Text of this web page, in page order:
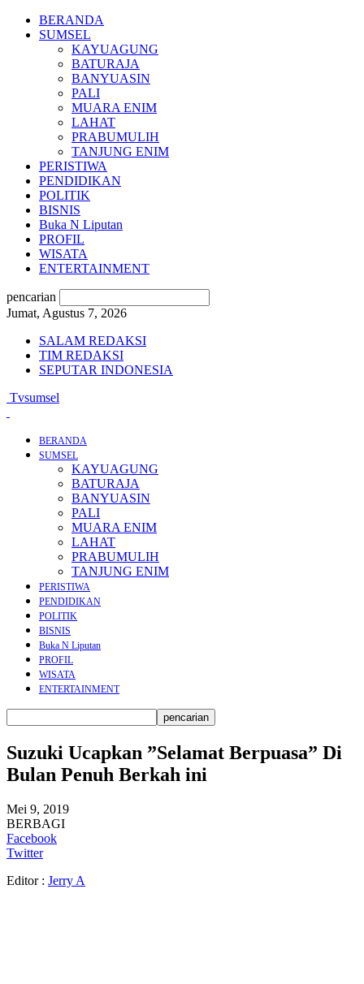
BERANDA
SUMSEL
KAYUAGUNG
BATURAJA
BANYUASIN
PALI
MUARA ENIM
LAHAT
PRABUMULIH
TANJUNG ENIM
PERISTIWA
PENDIDIKAN
POLITIK
BISNIS
Buka N Liputan
PROFIL
WISATA
ENTERTAINMENT
pencarian
Jumat, Agustus 7, 2026
SALAM REDAKSI
TIM REDAKSI
SEPUTAR INDONESIA
Tvsumsel
BERANDA
SUMSEL
KAYUAGUNG
BATURAJA
BANYUASIN
PALI
MUARA ENIM
LAHAT
PRABUMULIH
TANJUNG ENIM
PERISTIWA
PENDIDIKAN
POLITIK
BISNIS
Buka N Liputan
PROFIL
WISATA
ENTERTAINMENT
Suzuki Ucapkan ”Selamat Berpuasa” Di
Bulan Penuh Berkah ini
Mei 9, 2019
BERBAGI
Facebook
Twitter
Editor : Jerry A